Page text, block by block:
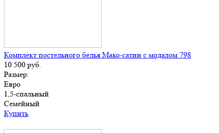
Комплект постельного белья Мако-сатин с модалом 798
10 500 руб.
Размер:
Евро
1,5-спальный
Семейный
Купить